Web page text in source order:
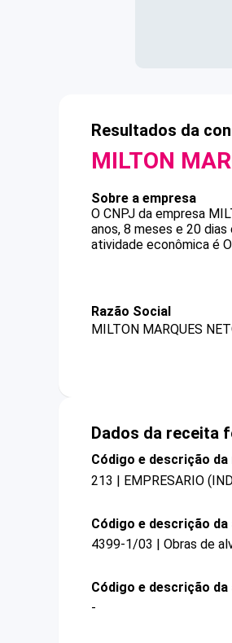
Resultados da
MILTON
Sobre a empresa
O CNPJ da empresa
anos, 8 meses e 20
atividade econômica é
Razão Social
MILTON MARQUES
Dados da receita
Código e descrição
213 | EMPRESARIO
Código e descrição
4399-1/03 | Obras de
Código e descrição
-